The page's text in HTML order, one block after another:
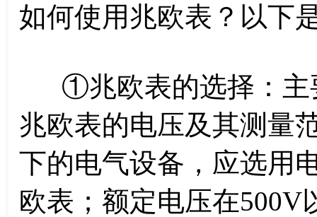
如何使用兆欧表？以下
①兆欧表的选择：主
兆欧表的电压及其测量
下的电气设备，应选用
欧表；额定电压在500V